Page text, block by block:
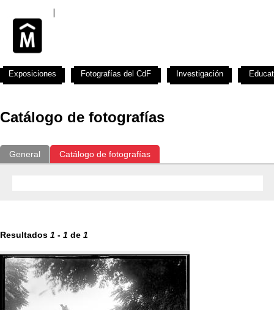
Catálogo de fotografías
General Catálogo de fotografías
Resultados 1 - 1 de 1
Exposiciones Fotografías del CdF Investigación